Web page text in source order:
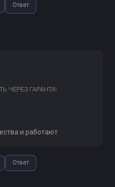
Ответ
ЧЕРЕЗ ГАРАНТА!
и работают
Ответ